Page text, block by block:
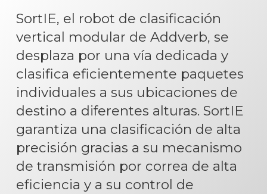
SortIE, el robot de clasificación
vertical modular de Addverb, se
desplaza por una vía dedicada y
clasifica eficientemente paquetes
individuales a sus ubicaciones de
destino a diferentes alturas. SortIE
garantiza una clasificación de alta
precisión gracias a su mecanismo
de transmisión por correa de alta
eficiencia y a su control de